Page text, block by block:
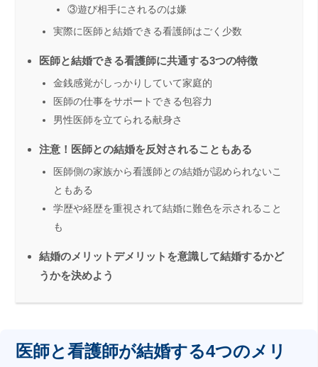
③遊び相手にされるのは嫌
実際に医師と結婚できる看護師はごく少数
医師と結婚できる看護師に共通する3つの特徴
金銭感覚がしっかりしていて家庭的
医師の仕事をサポートできる包容力
男性医師を立てられる献身さ
注意！医師との結婚を反対されることもある
医師側の家族から看護師との結婚が認められないこ
ともある
学歴や経歴を重視されて結婚に難色を示されること
も
結婚のメリットデメリットを意識して結婚するかど
うかを決めよう
医師と看護師が結婚する4つのメリ